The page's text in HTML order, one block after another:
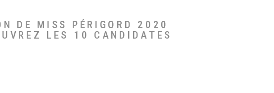
DE MISS PÉRIGORD 2020
LES 10 CANDIDATES